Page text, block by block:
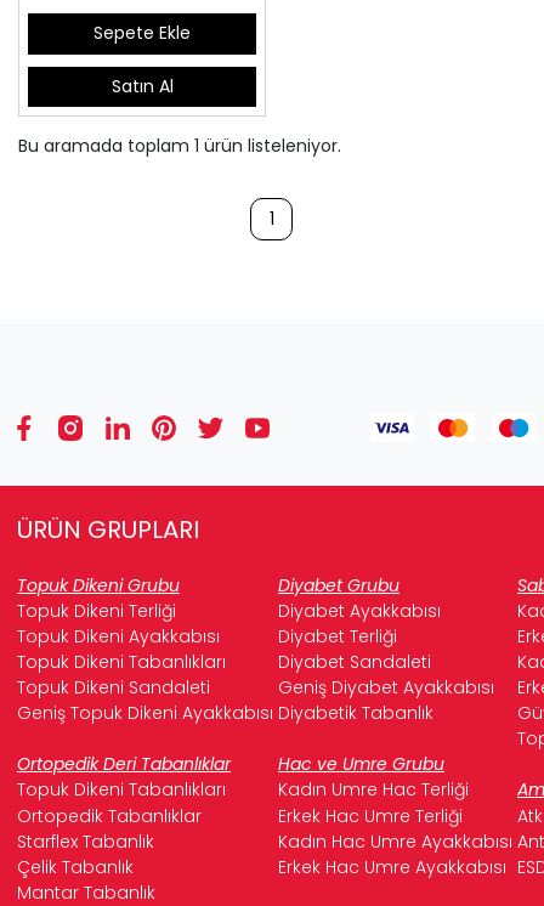
Sepete Ekle
Satın Al
Bu aramada toplam 1 ürün listeleniyor.
1
ÜRÜN GRUPLARI
Topuk Dikeni Grubu Diyabet Grubu
Topuk Dikeni Terliği
Diyabet Ayakkabısı
Topuk Dikeni Ayakkabısı
Diyabet Terliği
Topuk Dikeni Tabanlıkları
Diyabet Sandaleti
Topuk Dikeni Sandaleti
Geniş Diyabet Ayakkabısı
Geniş Topuk Dikeni Ayakkabısı Diyabetik Tabanlık
Ortopedik Deri Tabanlıklar
Hac ve Umre Grubu
Topuk Dikeni Tabanlıkları
Kadın Umre Hac Terliği
Ortopedik Tabanlıklar
Erkek Hac Umre Terliği
Starflex Tabanlık
Kadın Hac Umre Ayakkabısı
Çelik Tabanlık
Erkek Hac Umre Ayakkabısı
Mantar Tabanlık